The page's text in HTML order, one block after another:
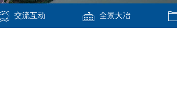
交流互动 全景大冶